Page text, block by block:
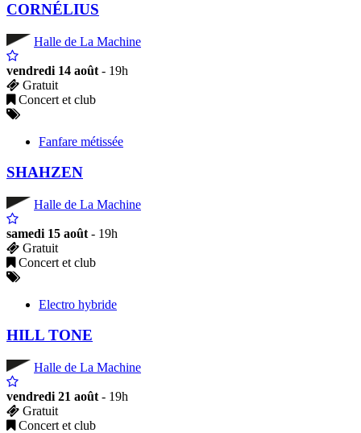
CORNÉLIUS
Halle de La Machine
vendredi 14 août - 19h
Gratuit
Concert et club
Fanfare métissée
SHAHZEN
Halle de La Machine
samedi 15 août - 19h
Gratuit
Concert et club
Electro hybride
HILL TONE
Halle de La Machine
vendredi 21 août - 19h
Gratuit
Concert et club